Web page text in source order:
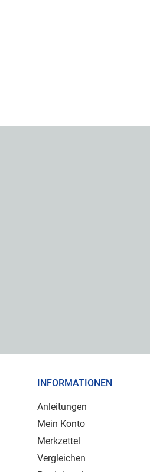
INFORMATIONEN
Anleitungen
Mein Konto
Merkzettel
Vergleichen